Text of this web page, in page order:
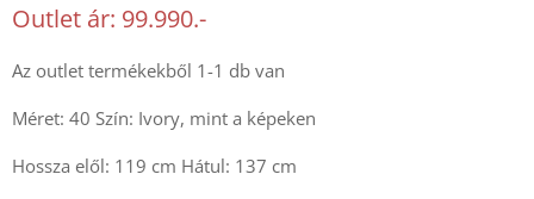
Outlet ár: 99.990.-
Az outlet termékekből 1-1 db van
Méret: 40 Szín: Ivory, mint a képeken
Hossza elől: 119 cm Hátul: 137 cm